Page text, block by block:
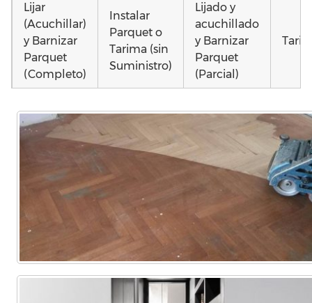
Lijar
(Acuchillar)
y Barnizar
Parquet
(Completo)
Instalar
Parquet o
Tarima (sin
Suministro)
Lijado y
acuchillado
y Barnizar
Parquet
(Parcial)
Colocar
parquet o
Comercial
Instalar
parquet o
Tarima
(Completa)
Poner
parquet o
Vivienda